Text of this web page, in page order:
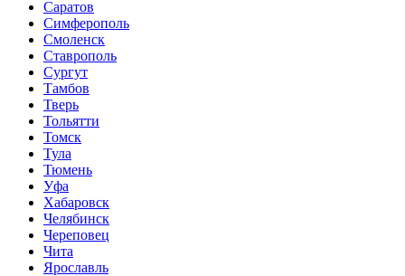
Саратов
Симферополь
Смоленск
Ставрополь
Сургут
Тамбов
Тверь
Тольятти
Томск
Тула
Тюмень
Уфа
Хабаровск
Челябинск
Череповец
Чита
Ярославль